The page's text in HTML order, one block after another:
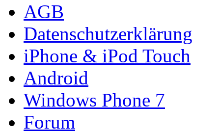
AGB
Datenschutzerklärung
iPhone & iPod Touch
Android
Windows Phone 7
Forum